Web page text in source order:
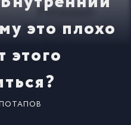
это плохо
этого